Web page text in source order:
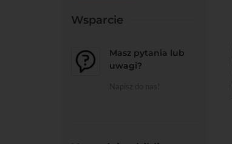
Wsparcie
Masz pytania lub
uwagi?